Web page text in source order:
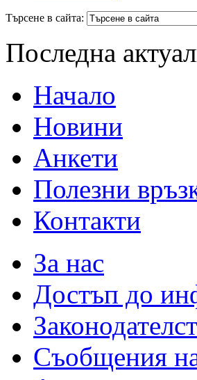
Търсене в сайта:
Последна
Начало
Новини
Анкети
Полезни
Контакти
За нас
Достъп до
Съобщения